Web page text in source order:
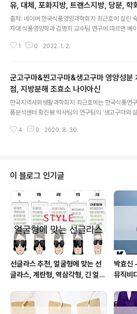
유, 대체, 포화지방, 트랜스지방, 당분, 학
다이어트빵, 앙버터, 맘모스, 카스텔라,
림, 단팥빵, 호밀빵, 머핀, 슈크림
출처: 네이버 한국식품영양과학회지 최근호에 실린
자대 식품영양학과 김병희 교수팀 연구에 따르면 베
텔라·머핀·슈크림빵·잼빵·호밀빵)과 국내 포털사이트
수거해 분석한 결과, 포화지방·트랜스지방이 다른 빵
많이 든 것은 앙버터와 크루아상입니다. 앙버터는 빵
에 팥 앙금과 버터 조각이 들어간 빵으로, 최근 젊은
인기가 높은 빵입니다. 반죽에서 버터 등의 유지가 많
어가며 완성된 빵에도 버터 조각이 들어가 있습니다.
에서 연구진은 “앙버터의 트랜스지방 함량이 높은 것
1 0 2022. 1. 2.
군고구마&찐고구마&생고구마 영양성분
점, 지방분해 조효소 나이아신
한국지역사회생활과학회지 최근호에는 한국식품연
품분석센터 황진봉 박사팀의 연구팀의 ‘생고구마와
구에선 웰빙 건강식품인 고구마 두 종류의 조리방법별
정보를 확인 하실 수 있습니다. 찐 고구마 vs 군고구
생고구마=품종별로 영양성분의 차이는 나타났으나
법이 영양성분의 차이를 가져오진 않았다고 합니다.
구마나 군고구마나 단백질ㆍ미네랄ㆍ비타민 함량이
줄었으나 눈에 띄는 감소는 없었습니다. 식이섬유 함
오히려 생 고구마보다 찐고구마ㆍ군고구마가 더 ..
4 0 2020. 8. 30.
이 블로그 인기글
선글라스 추천, 얼굴형에 맞는 선
글라스, 계란형, 역삼각형, 긴 얼굴
박효신
뮤직비